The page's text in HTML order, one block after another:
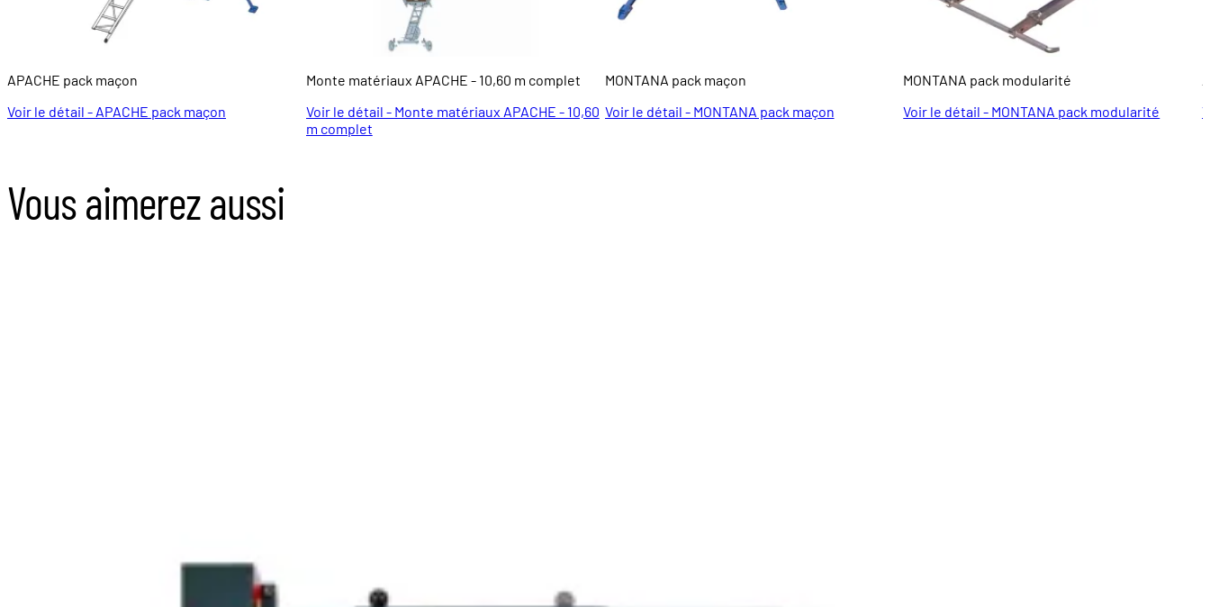
APACHE pack maçon
Voir le détail - APACHE pack maçon
Monte matériaux APACHE - 10,60 m complet
Voir le détail - Monte matériaux APACHE - 10,60
m complet
MONTANA pack maçon
Voir le détail - MONTANA pack maçon
MONTANA pack modularité
Voir le détail - MONTANA pack modularité
Vous aimerez aussi